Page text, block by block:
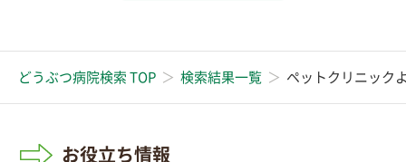
どうぶつ病院検索 TOP 検索結果一覧 ペットクリニック
お役立ち情報